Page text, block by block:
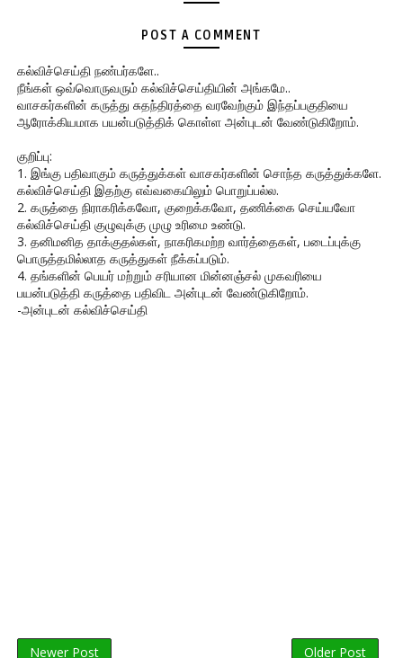
POST A COMMENT
கல்விச்செய்தி நண்பர்களே..
நீங்கள் ஒவ்வொருவரும் கல்விச்செய்தியின் அங்கமே..
வாசகர்களின் கருத்து சுதந்திரத்தை வரவேற்கும் இந்தப்பகுதியை
ஆரோக்கியமாக பயன்படுத்திக் கொள்ள அன்புடன் வேண்டுகிறோம்.
குறிப்பு:
1. இங்கு பதிவாகும் கருத்துக்கள் வாசகர்களின் சொந்த கருத்துக்களே.
கல்விச்செய்தி இதற்கு எவ்வகையிலும் பொறுப்பல்ல.
2. கருத்தை நிராகரிக்கவோ, குறைக்கவோ, தணிக்கை செய்யவோ
கல்விச்செய்தி குழுவுக்கு முழு உரிமை உண்டு.
3. தனிமனித தாக்குதல்கள், நாகரிகமற்ற வார்த்தைகள், படைப்புக்கு
பொருத்தமில்லாத கருத்துகள் நீக்கப்படும்.
4. தங்களின் பெயர் மற்றும் சரியான மின்னஞ்சல் முகவரியை
பயன்படுத்தி கருத்தை பதிவிட அன்புடன் வேண்டுகிறோம்.
-அன்புடன் கல்விச்செய்தி
Newer Post Older Post